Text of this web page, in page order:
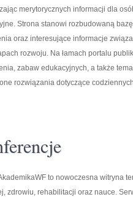
merytorycznych informacji dla
Strona stanowi rozbudowaną
oraz interesujące informacje
rozwoju. Na łamach portalu
zabaw edukacyjnych, a także
rozwiązania dotyczące
to nowoczesna witryna
zdrowiu, rehabilitacji oraz nauce.